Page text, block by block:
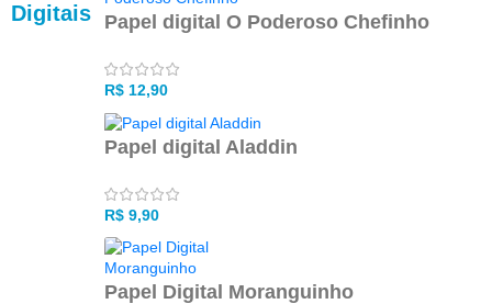
Digitais
Papel digital O Poderoso Chefinho
R$12,90
Papel digital Aladdin
R$9,90
Papel Digital Moranguinho